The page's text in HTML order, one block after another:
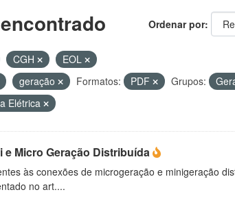
Ordenar por
CGH
EOL
geração Formatos: PDF Grupos:
Elétrica
e Micro Geração Distribuída
às conexões de microgeração e minigeração
no art....